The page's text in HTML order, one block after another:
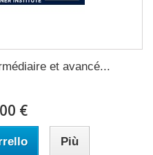
et avancé...
€
Più